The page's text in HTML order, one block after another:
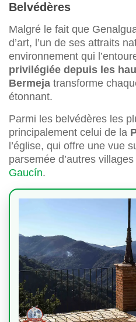
Belvédères
Malgré le fait que
d’art, l’un de ses attraits
environnement qui
privilégiée depuis les
Bermeja transforme
étonnant.
Parmi les belvédères les
principalement celui de la
l’église, qui offre une vue
parsemée d’autres
Gaucín.